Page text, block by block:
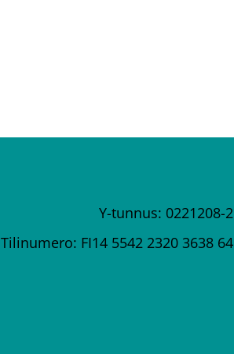
Y-tunnus: 0221208-2
Tilinumero: FI14 5542 2320 3638 64